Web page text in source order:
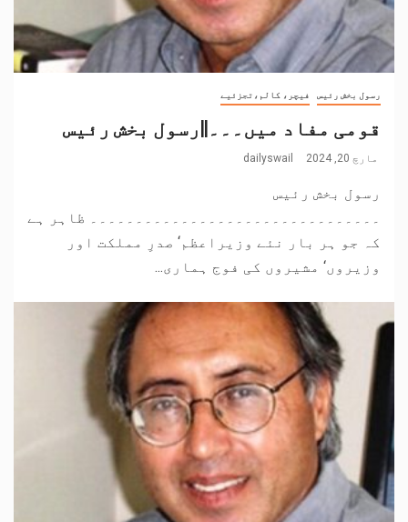
رسول بخش رئیس فیچر، کالم،تجزئیے
قومی مفاد میں۔۔۔||رسول بخش رئیس
مارچ 20, 2024 dailyswail
رسول بخش رئیس
۔۔۔۔۔۔۔۔۔۔۔۔۔۔۔۔۔۔۔۔۔۔۔۔۔۔۔۔۔۔۔۔ ظاہر ہے
کہ جو ہر بار نئے وزیراعظم‘ صدرِ مملکت اور
وزیروں‘ مشیروں کی فوج ہماری...